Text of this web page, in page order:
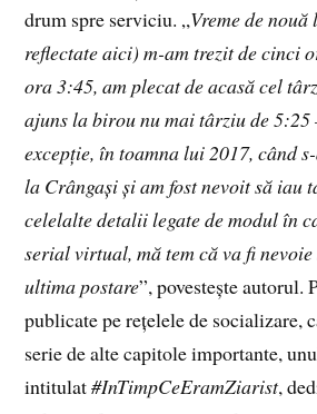
drum spre serviciu. „Vreme de
reflectate aici) m-am trezit de cinci
ora 3:45, am plecat de acasă cel
ajuns la birou nu mai târziu de
excepție, în toamna lui 2017, când
la Crângași și am fost nevoit să iau
celelalte detalii legate de modul în
serial virtual, mă tem că va fi
ultima postare”, povestește autorul.
publicate pe rețelele de socializare,
serie de alte capitole importante,
intitulat#InTimpCeEramZiarist,